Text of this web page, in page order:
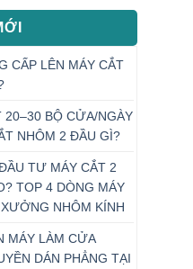
CẤP LÊN MÁY CẮT
20–30 BỘ CỬA/NGÀY
NHÔM 2 ĐẦU GÌ?
TƯ MÁY CẮT 2
TOP 4 DÒNG MÁY
NHÔM KÍNH
MÁY LÀM CỬA
DÁN PHẲNG TẠI